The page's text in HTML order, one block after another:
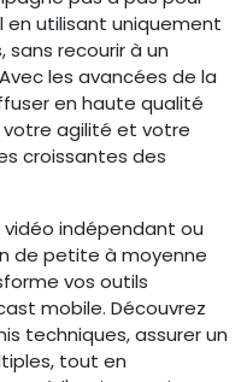
utilisant uniquement
recourir à un
les avancées de la
en haute qualité
agilité et votre
croissantes des
indépendant ou
de petite à moyenne
vos outils
mobile. Découvrez
techniques, assurer un
tout en